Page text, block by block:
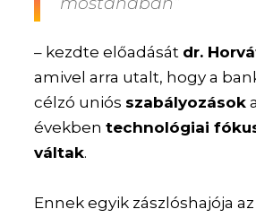
– kezdte előadását dr.
amivel arra utalt, hogy a
célzó uniós szabályozások
évekbentechnológiai
váltak.
Ennek egyik zászlóshajója